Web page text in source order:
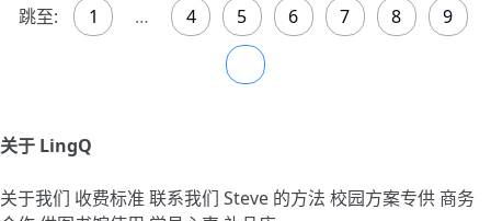
跳至: 1 … 4 5 6 7 8
9
关于 LingQ
关于我们 收费标准 联系我们 Steve 的方法 校园方案专供 商务